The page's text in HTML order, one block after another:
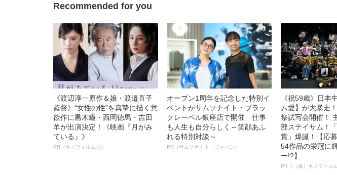
Recommended for you
《渡辺淳一原作＆娘・渡邉直子
監督》“女性の性”を真摯に描く意
欲作に黒木瞳・西岡德馬・吉田
羊が出演決定！《映画『月がみ
ている』》
PR（キノフィルムズ）
オープン1周年を記念した特別イ
ベントがサムソナイト・ブラッ
クレーベル銀座店で開催 仕事
も人生も自分らしく～笑顔あふ
れる特別対談～
PR（サムソナイト・ジャパン）
《祝59歳》日本
ム愛】が大暴走
祭試写会開催！
部ステイサム！
賞」爆誕！【応
54作品の栄冠に
ー!?】
PR（（株）キノフィルム